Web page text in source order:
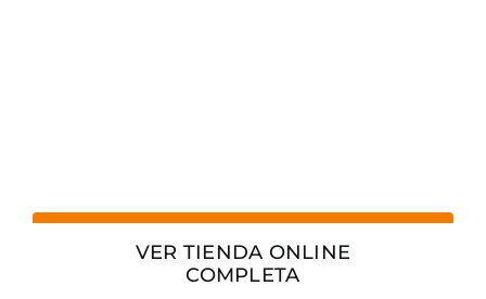
VER TIENDA ONLINE
COMPLETA